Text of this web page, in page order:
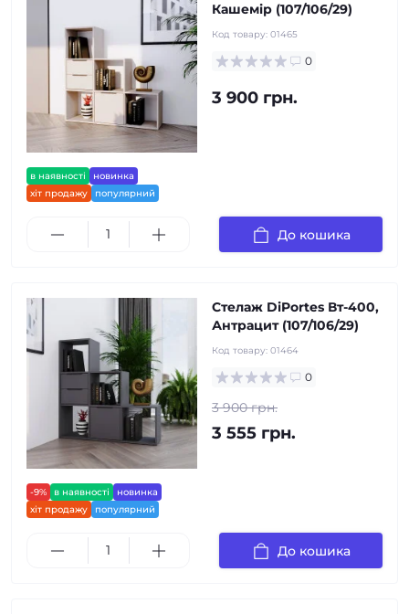
в наявності
новинка
хіт продажу
популярний
Кашемір (107/106/29)
Код товару: 01465
0
3 900 грн.
До кошика
-9% в наявності
новинка
хіт продажу
популярний
Стелаж DiPortes Вт-400,
Антрацит (107/106/29)
Код товару: 01464
0
3 900 грн.
3 555 грн.
До кошика